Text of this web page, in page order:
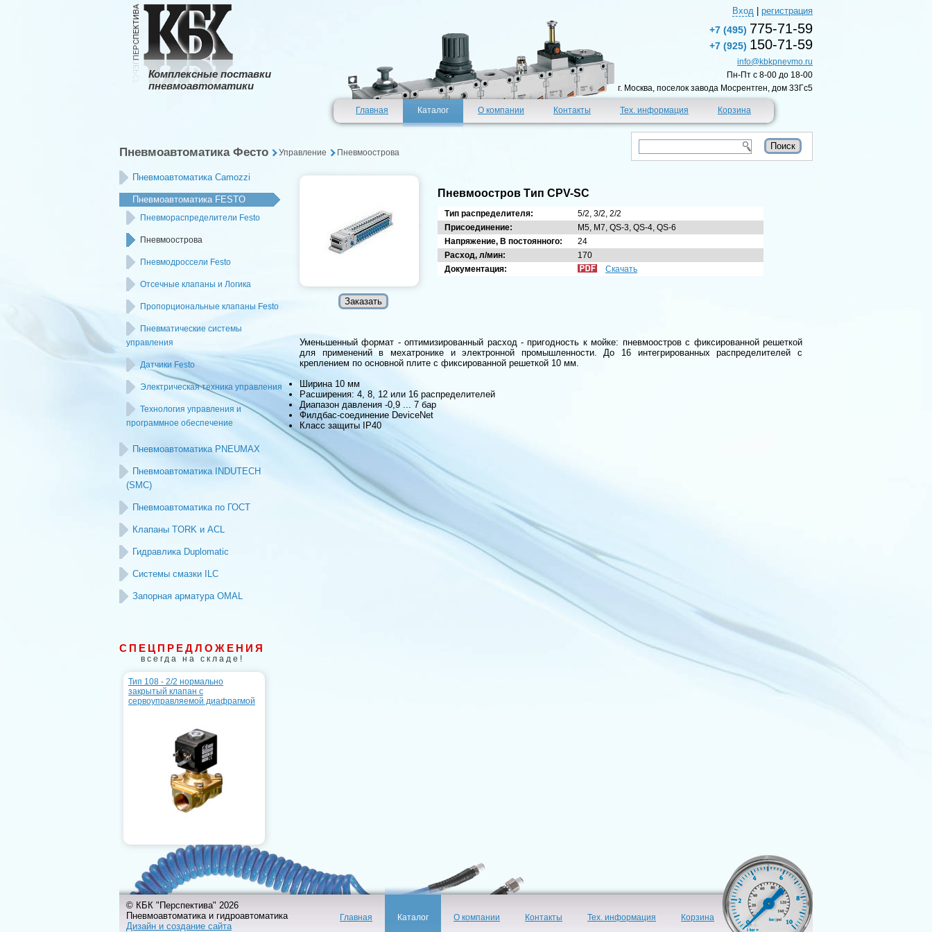
Комплексные поставки
пневмоавтоматики
Вход регистрация
+7 (495) 775-71-59
+7 (925) 150-71-59
info@kbkpnevmo.ru
Пн-Пт c 8-00 до 18-00
г. Москва, поселок завода Мосрентген, дом 33Гс5
Главная Каталог О компании Контакты Тех. информация Корзина
Пневмоавтоматика Фесто Управление Пневмоострова
Пневмоавтоматика Camozzi
Пневмоавтоматика FESTO
Пневмораспределители Festo
Пневмоострова
Пневмодроссели Festo
Отсечные клапаны и Логика
Пропорциональные клапаны Festo
Пневматические системы
управления
Датчики Festo
Электрическая техника управления
Технология управления и
программное обеспечение
Пневмоавтоматика PNEUMAX
Пневмоавтоматика INDUTECH
(SMC)
Пневмоавтоматика по ГОСТ
Клапаны TORK и ACL
Гидравлика Duplomatic
Системы смазки ILC
Запорная арматура OMAL
СПЕЦПРЕДЛОЖЕНИЯ
всегда на складе!
Тип 108 - 2/2 нормально
закрытый клапан с
сервоуправляемой диафрагмой
Пневмоостров Tип CPV-SC
Тип распределителя:
5/2, 3/2, 2/2
Присоединение:
M5, M7, QS-3, QS-4, QS-6
Напряжение, В постоянного:
24
Расход, л/мин:
170
Документация:
Скачать
Уменьшенный формат - оптимизированный расход - пригодность к мойке: пневмоостров с фиксированной решеткой
для применений в мехатронике и электронной промышленности. До 16 интегрированных распределителей с
креплением по основной плите с фиксированной решеткой 10 мм.
Ширина 10 мм
Расширения: 4, 8, 12 или 16 распределителей
Диапазон давления -0,9 ... 7 бар
Филдбас-соединение DeviceNet
Класс защиты IP40
© КБК "Перспектива" 2026
Пневмоавтоматика и гидроавтоматика
Дизайн и создание сайта
Главная Каталог О компании Контакты Тех. информация Корзина